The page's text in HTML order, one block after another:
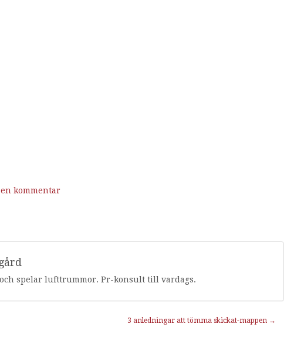
kommentar
spelar lufttrummor. Pr-konsult till vardags.
3 anledningar att tömma skickat-mappen →